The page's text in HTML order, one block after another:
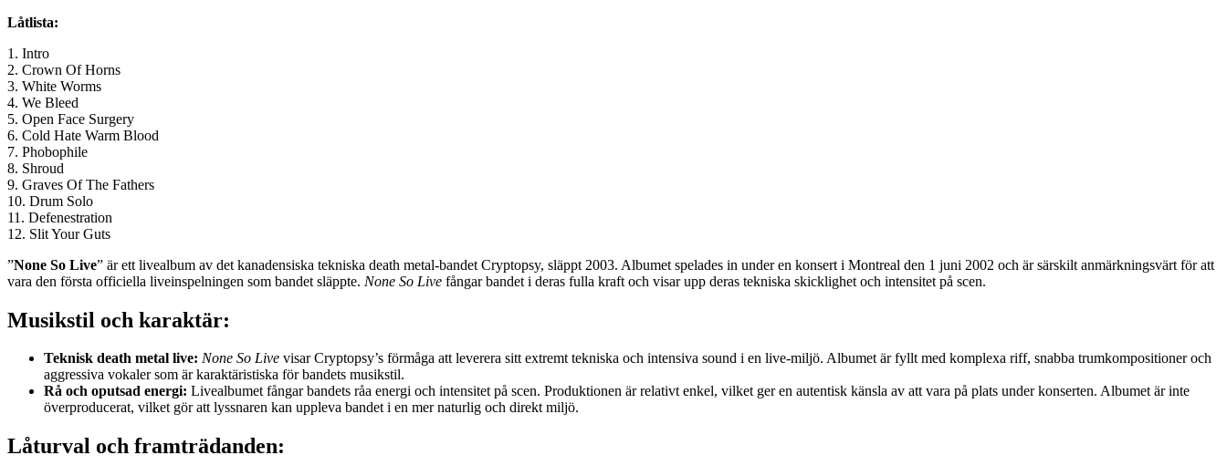
Låtlista:
1. Intro
2. Crown Of Horns
3. White Worms
4. We Bleed
5. Open Face Surgery
6. Cold Hate Warm Blood
7. Phobophile
8. Shroud
9. Graves Of The Fathers
10. Drum Solo
11. Defenestration
12. Slit Your Guts
”None So Live” är ett livealbum av det kanadensiska tekniska death metal-bandet Cryptopsy, släppt 2003. Albumet spelades in under en konsert i Montreal den 1 juni 2002 och är särskilt anmärkningsvärt för att
vara den första officiella liveinspelningen som bandet släppte. None So Live fångar bandet i deras fulla kraft och visar upp deras tekniska skicklighet och intensitet på scen.
Musikstil och karaktär:
Teknisk death metal live: None So Live visar Cryptopsy’s förmåga att leverera sitt extremt tekniska och intensiva sound i en live-miljö. Albumet är fyllt med komplexa riff, snabba trumkompositioner och
aggressiva vokaler som är karaktäristiska för bandets musikstil.
Rå och oputsad energi: Livealbumet fångar bandets råa energi och intensitet på scen. Produktionen är relativt enkel, vilket ger en autentisk känsla av att vara på plats under konserten. Albumet är inte
överproducerat, vilket gör att lyssnaren kan uppleva bandet i en mer naturlig och direkt miljö.
Låturval och framträdanden: